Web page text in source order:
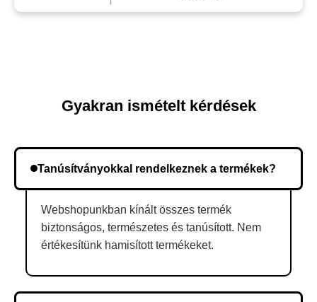
Gyakran ismételt kérdések
Tanúsítványokkal rendelkeznek a termékek?
Webshopunkban kínált összes termék
biztonságos, természetes és tanúsított. Nem
értékesítünk hamisított termékeket.